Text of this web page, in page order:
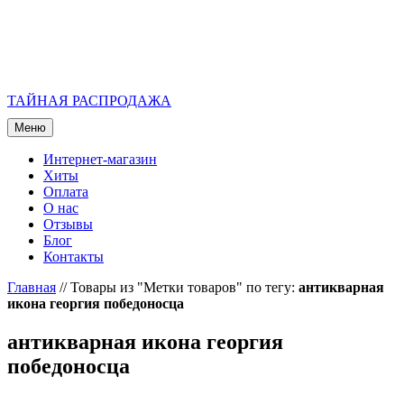
ТАЙНАЯ РАСПРОДАЖА
Меню
Интернет-магазин
Хиты
Оплата
О нас
Отзывы
Блог
Контакты
Главная //Товары из "Метки товаров" по тегу: антикварная
икона георгия победоносца
антикварная икона георгия
победоносца